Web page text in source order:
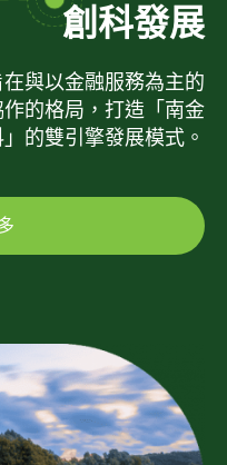
創科發展
與以金融服務為主的
作的格局，打造「南金
的雙引擎發展模式。